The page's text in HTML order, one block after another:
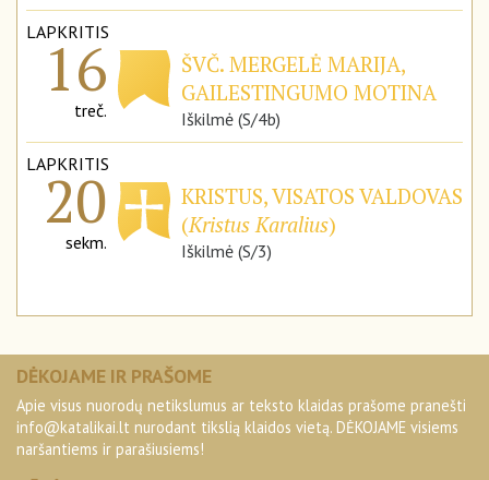
LAPKRITIS
16
treč.
ŠVČ. MERGELĖ MARIJA,
GAILESTINGUMO MOTINA
Iškilmė (S/4b)
LAPKRITIS
20
sekm.
KRISTUS, VISATOS VALDOVAS
(Kristus Karalius)
Iškilmė (S/3)
DĖKOJAME IR PRAŠOME
Apie visus nuorodų netikslumus ar teksto klaidas prašome pranešti
info@katalikai.lt nurodant tikslią klaidos vietą. DĖKOJAME visiems
naršantiems ir parašiusiems!